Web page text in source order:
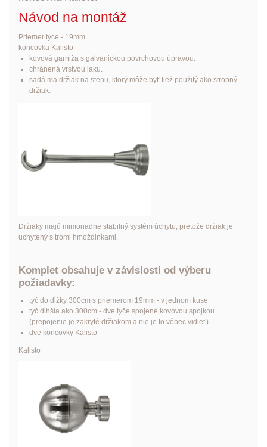
Návod na montáž
Priemer tyce - 19mm
koncovka Kalisto
kovová garniža s galvanickou povrchovou úpravou.
chránená vrstvou laku.
sadá ma držiak na stenu, ktorý môže byť tiež použitý ako stropný
držiak.
Držiaky majú mimoriadne stabilný systém úchytu, pretože držiak je
uchytený s tromi hmoždinkami.
Komplet obsahuje v závislosti od výberu
požiadavky:
tyč do dĺžky 300cm s priemerom 19mm - v jednom kuse
tyč dlhšia ako 300cm - dve tyče spojené kovovou spojkou
(prepojenie je zakryté držiakom a nie je to vôbec vidieť)
dve koncovky Kalisto
Kalisto